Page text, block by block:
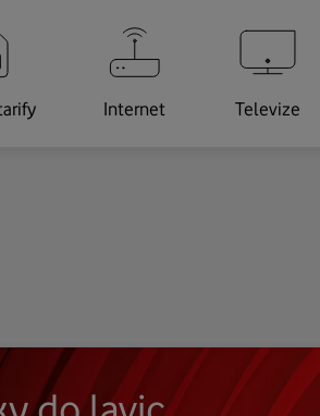
Internet Televize